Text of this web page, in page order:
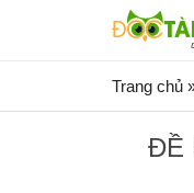
Trang chủ
ĐỀ